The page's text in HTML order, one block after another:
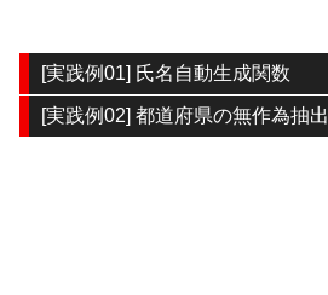
[実践例01] 氏名自動生成関数
[実践例02] 都道府県の無作為抽出